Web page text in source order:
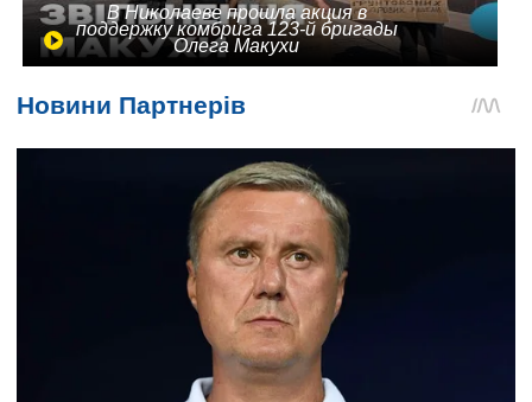
В Николаеве прошла акция в
поддержку комбрига 123-й бригады
Олега Макухи